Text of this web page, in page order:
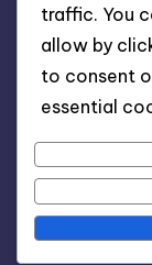
Meubles De
Durabilité
Chaises En
Esthétique
Bibliothèques
Fonctionnalité
traffic. You
allow by
to consent
essential